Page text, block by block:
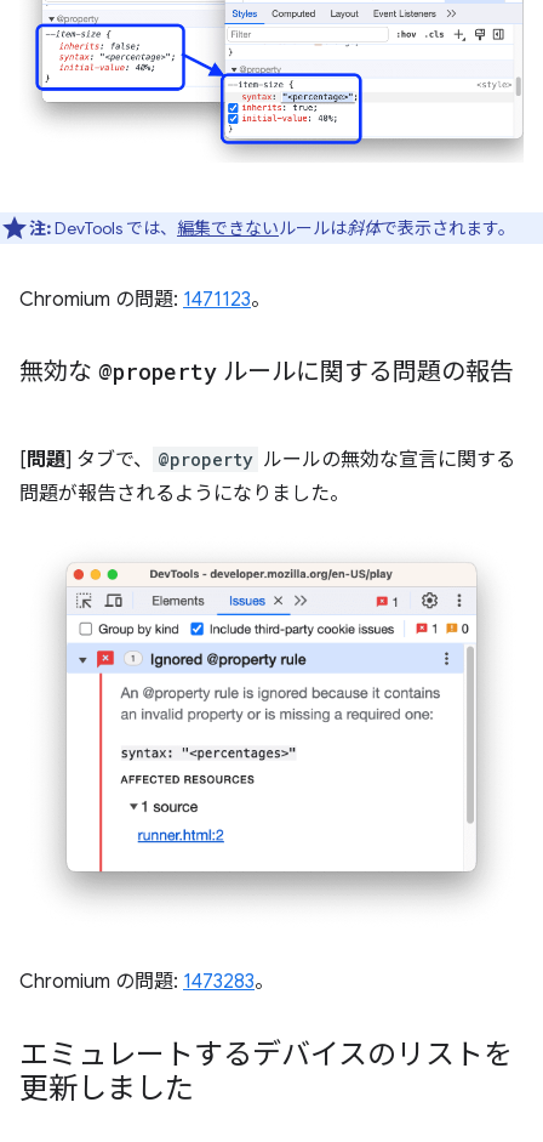
注:DevTools では、 編集できないルールは斜体で表示されます。
Chromium の問題: 1471123。
無効な @property ルールに関する問題の報告
[ 問題] タブで、 @property ルールの無効な宣言に関する
問題が報告されるようになりました。
Chromium の問題: 1473283。
エミュレートするデバイスのリストを
更新しました